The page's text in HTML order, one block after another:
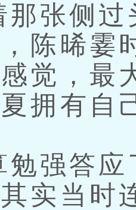
张侧过
陈晞霎
觉，最
拥有自
强答应
实当时